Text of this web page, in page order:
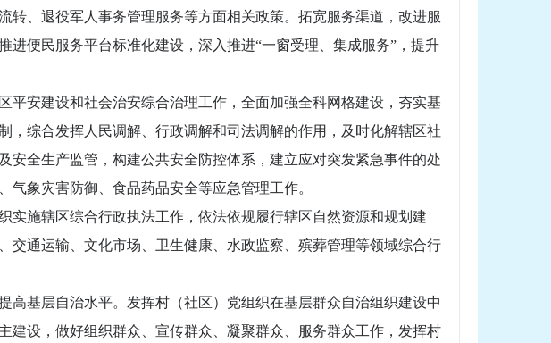
转、退役军人事务管理服务等方面相关政策。拓宽服务渠道，改进服
进便民服务平台标准化建设，深入推进“一窗受理、集成服务”，提升
平安建设和社会治安综合治理工作，全面加强全科网格建设，夯实基
，综合发挥人民调解、行政调解和司法调解的作用，及时化解辖区社
安全生产监管，构建公共安全防控体系，建立应对突发紧急事件的处
象灾害防御、食品药品安全等应急管理工作。
实施辖区综合行政执法工作，依法依规履行辖区自然资源和规划建
交通运输、文化市场、卫生健康、水政监察、殡葬管理等领域综合行
高基层自治水平。发挥村（社区）党组织在基层群众自治组织建设中
建设，做好组织群众、宣传群众、凝聚群众、服务群众工作，发挥村